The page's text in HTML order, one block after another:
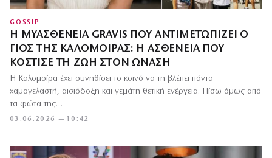
GOSSIP
Η ΜΥΑΣΘΈΝΕΙΑ GRAVIS ΠΟΥ ΑΝΤΙΜΕΤΩΠΊΖΕΙ Ο
ΓΙΟΣ ΤΗΣ ΚΑΛΟΜΟΊΡΑΣ: Η ΑΣΘΈΝΕΙΑ ΠΟΥ
ΚΌΣΤΙΣΕ ΤΗ ΖΩΉ ΣΤΟΝ ΩΝΆΣΗ
03.06.2026 — 10:42
Η Καλομοίρα έχει συνηθίσει το κοινό να τη βλέπει πάντα
χαμογελαστή, αισιόδοξη και γεμάτη θετική ενέργεια. Πίσω όμως από
τα φώτα της…